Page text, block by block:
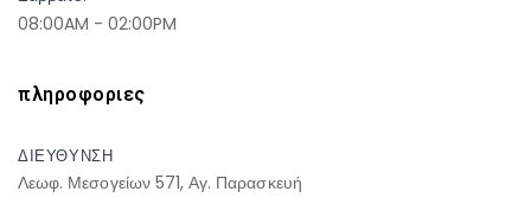
08:00AM - 02:00PM
πληροφοριες
ΔΙΕΥΘΥΝΣΗ
Λεωφ. Μεσογείων 571, Αγ. Παρασκευή